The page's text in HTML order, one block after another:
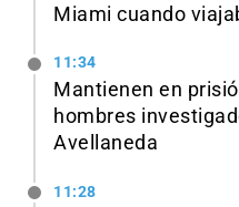
Miami cuando
11:34
Mantienen en
hombres
Avellaneda
11:28